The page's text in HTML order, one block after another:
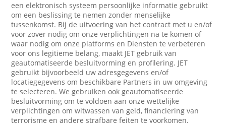
een elektronisch systeem persoonlijke informatie gebruikt
om een beslissing te nemen zonder menselijke
tussenkomst. Bij de uitvoering van het contract met u en/of
voor zover nodig om onze verplichtingen na te komen of
waar nodig om onze platforms en Diensten te verbeteren
voor ons legitieme belang, maakt JET gebruik van
geautomatiseerde besluitvorming en profilering. JET
gebruikt bijvoorbeeld uw adresgegevens en/of
locatiegegevens om beschikbare Partners in uw omgeving
te selecteren. We gebruiken ook geautomatiseerde
besluitvorming om te voldoen aan onze wettelijke
verplichtingen om witwassen van geld, financiering van
terrorisme en andere strafbare feiten te voorkomen.